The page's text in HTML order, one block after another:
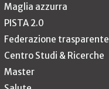
Maglia azzurra
PISTA 2.0
Federazione trasparente
Centro Studi & Ricerche
Master